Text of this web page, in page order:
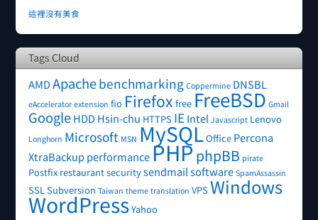
這裡沒有美食
Tags Cloud
AMDApachebenchmarking Coppermine DNSBL
eAccelerator extension fio Firefox free FreeBSD Gmail
GoogleHDDHsin-chu HTTPS IEIntel Javascript Lenovo
Longhorn Microsoft MSN MySQLOffice Percona
XtraBackupperformancePHP phpBB pirate
Postfix restaurantsecuritysendmailsoftware SpamAssassin
SSLSubversion Taiwan theme translation VPS Windows
WordPressYahoo